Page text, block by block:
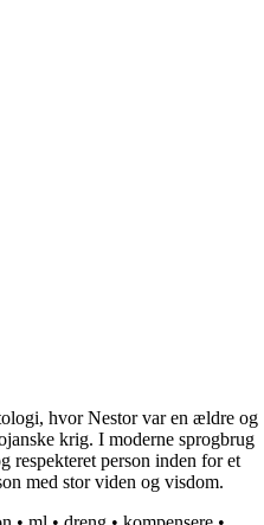
hvor Nestor var en ældre og
krig. I moderne sprogbrug
respekteret person inden for et
med stor viden og visdom.